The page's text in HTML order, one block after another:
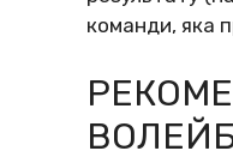
команди, яка